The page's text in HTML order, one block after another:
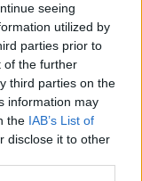
seeing
utilized by
parties prior to
of the further
third parties on the
information may
the IAB’s List of
disclose it to other
un
a 86 anni
non perda mai
newsletter